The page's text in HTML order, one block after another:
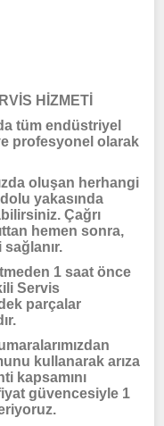
HİZMETİ
tüm endüstriyel
profesyonel olarak
oluşan herhangi
yakasında
Çağrı
hemen sonra,
1 saat önce
Servis
parçalar
kullanarak arıza
kapsamını
güvencesiyle 1